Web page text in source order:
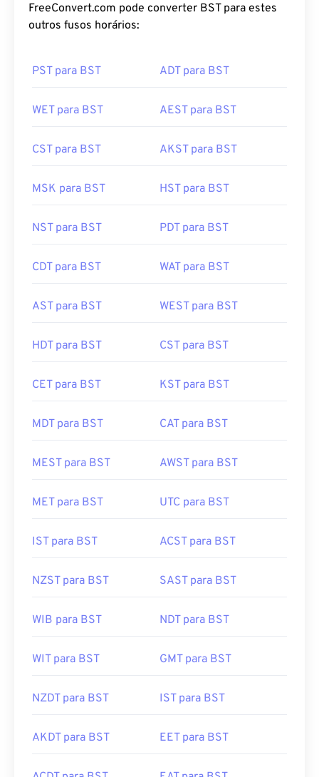
FreeConvert.com pode converter BST para estes
outros fusos horários:
PST para BST ADT para BST
WET para BST AEST para BST
CST para BST AKST para BST
MSK para BST HST para BST
NST para BST PDT para BST
CDT para BST WAT para BST
AST para BST WEST para BST
HDT para BST CST para BST
CET para BST KST para BST
MDT para BST CAT para BST
MEST para BST AWST para BST
MET para BST UTC para BST
IST para BST ACST para BST
NZST para BST SAST para BST
WIB para BST NDT para BST
WIT para BST GMT para BST
NZDT para BST IST para BST
AKDT para BST EET para BST